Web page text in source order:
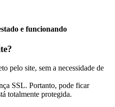
e funcionando
pelo site, sem a necessidade de
SSL. Portanto, pode ficar
totalmente protegida.